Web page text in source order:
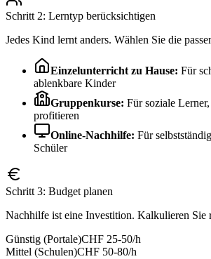
Schritt 2: Lerntyp berücksichtigen
Jedes Kind lernt anders. Wählen Sie die
Einzelunterricht zu Hause: Für
ablenkbare Kinder
Gruppenkurse: Für soziale
profitieren
Online-Nachhilfe: Für
Schüler
Schritt 3: Budget planen
Nachhilfe ist eine Investition. Kalkulieren Sie
Günstig (Portale)CHF 25-50/h
Mittel (Schulen)CHF 50-80/h